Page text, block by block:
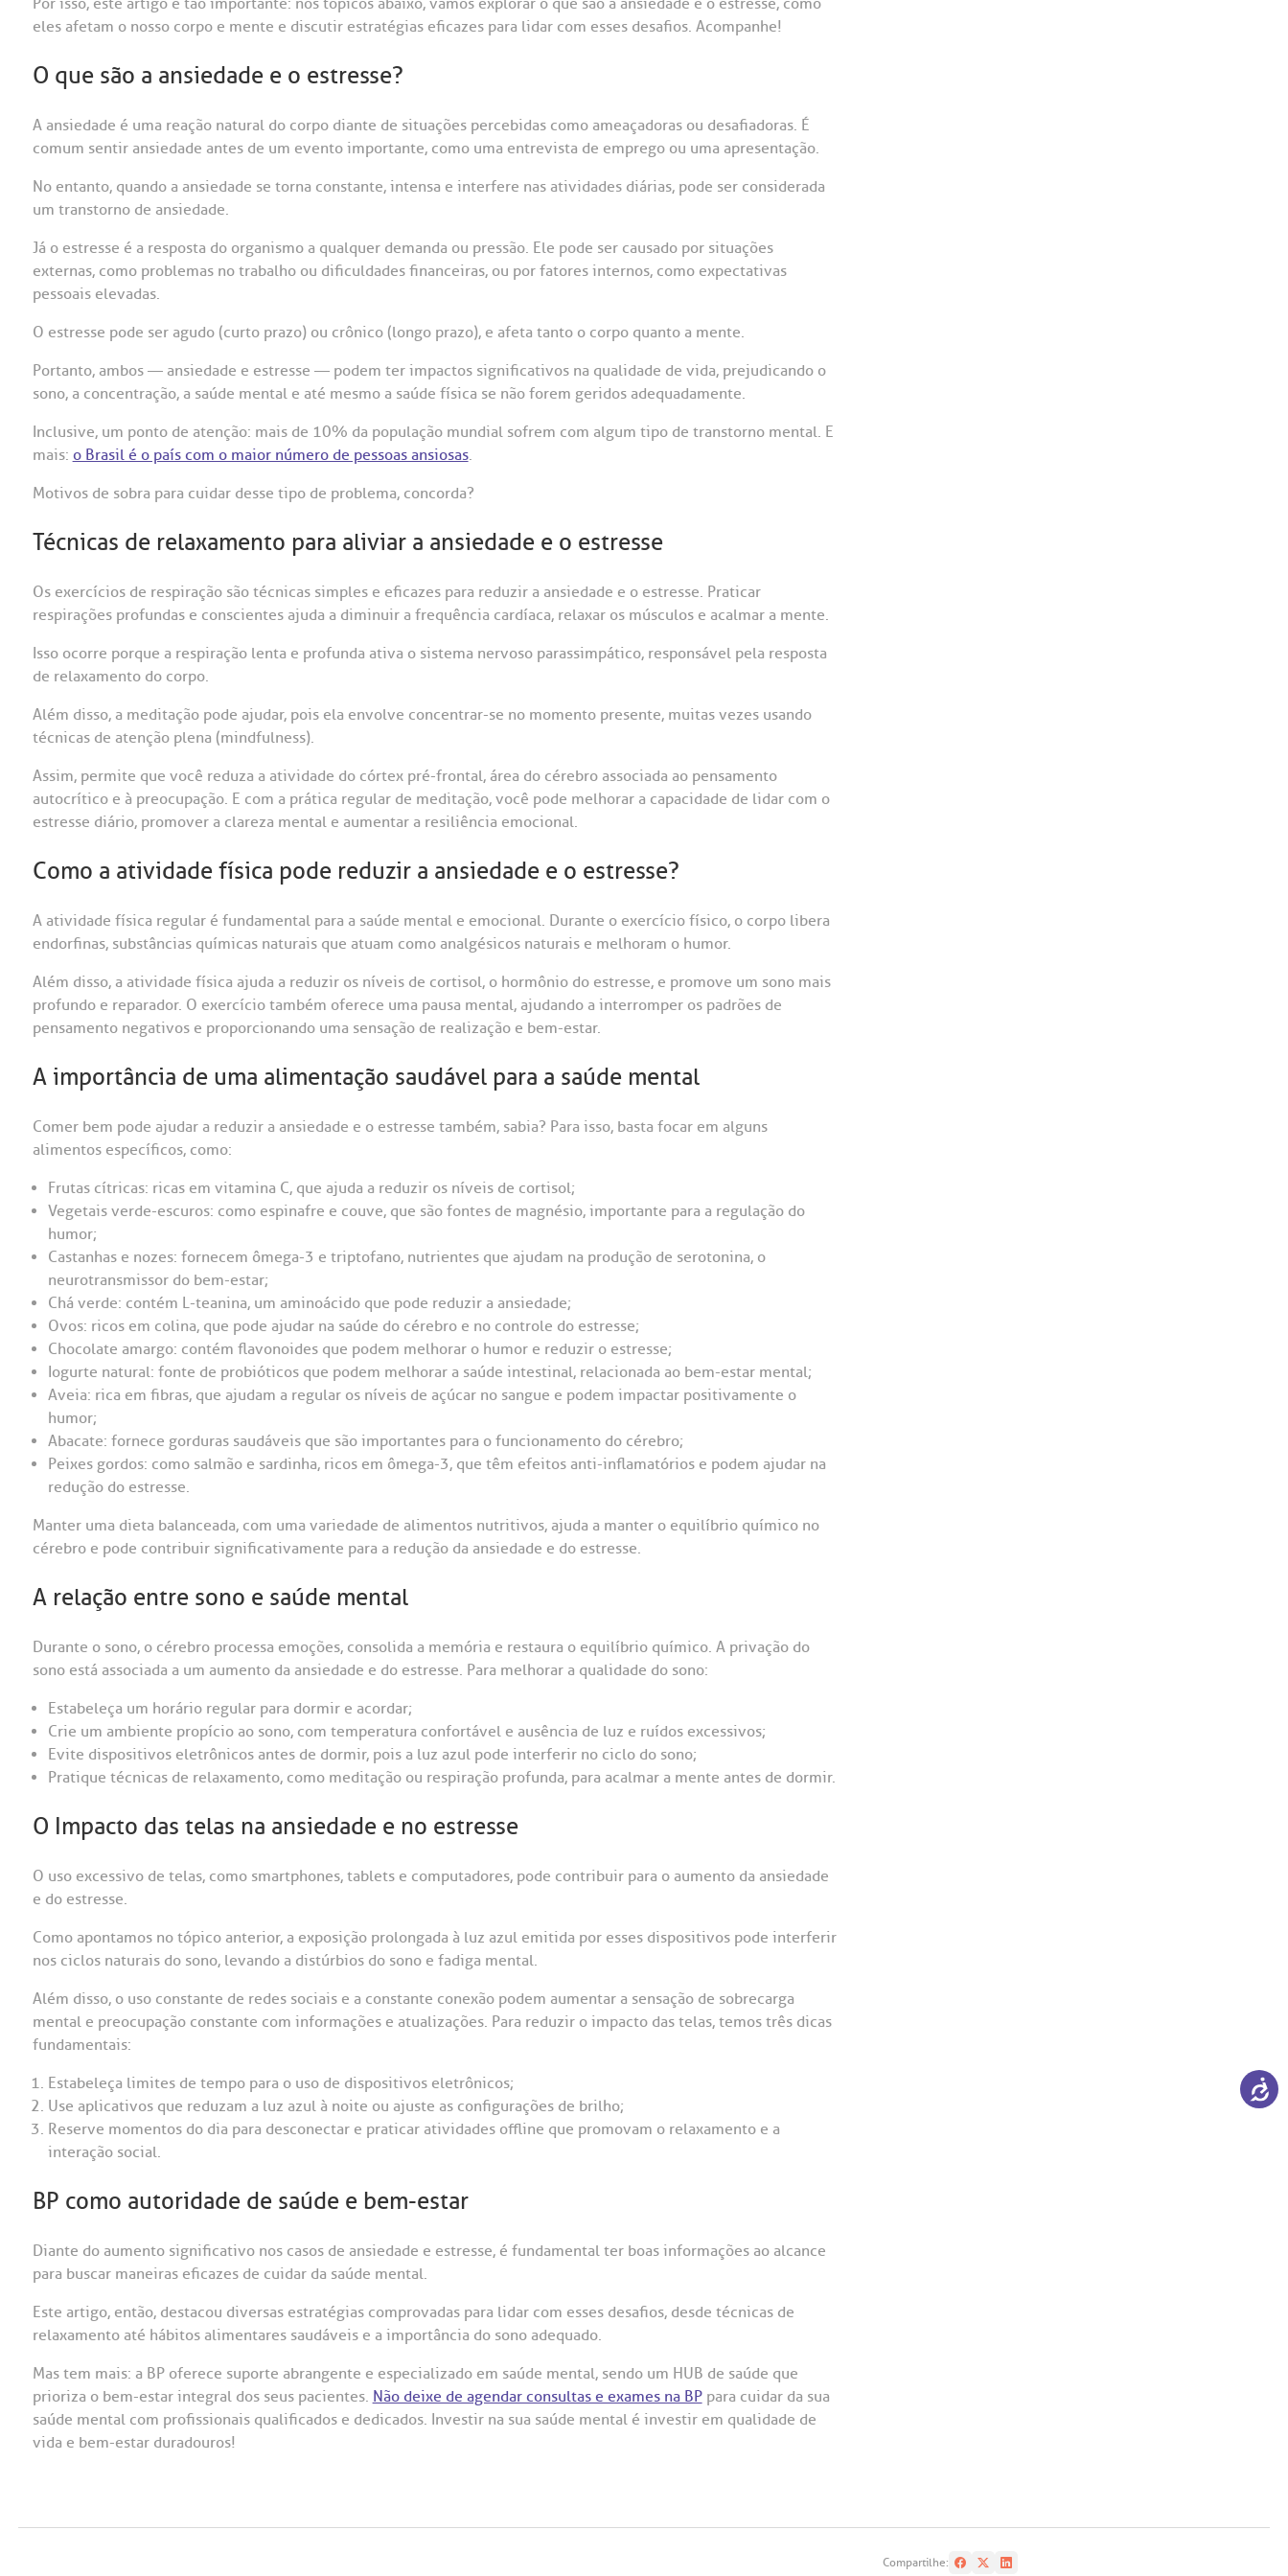
Por isso, este artigo é tão importante: nos tópicos abaixo, vamos explorar o que são a ansiedade e o estresse, como
eles afetam o nosso corpo e mente e discutir estratégias eficazes para lidar com esses desafios. Acompanhe!
O que são a ansiedade e o estresse?
A ansiedade é uma reação natural do corpo diante de situações percebidas como ameaçadoras ou desafiadoras. É
comum sentir ansiedade antes de um evento importante, como uma entrevista de emprego ou uma apresentação.
No entanto, quando a ansiedade se torna constante, intensa e interfere nas atividades diárias, pode ser considerada
um transtorno de ansiedade.
Já o estresse é a resposta do organismo a qualquer demanda ou pressão. Ele pode ser causado por situações
externas, como problemas no trabalho ou dificuldades financeiras, ou por fatores internos, como expectativas
pessoais elevadas.
O estresse pode ser agudo (curto prazo) ou crônico (longo prazo), e afeta tanto o corpo quanto a mente.
Portanto, ambos — ansiedade e estresse — podem ter impactos significativos na qualidade de vida, prejudicando o
sono, a concentração, a saúde mental e até mesmo a saúde física se não forem geridos adequadamente.
Inclusive, um ponto de atenção: mais de 10% da população mundial sofrem com algum tipo de transtorno mental. E
mais: o Brasil é o país com o maior número de pessoas ansiosas.
Motivos de sobra para cuidar desse tipo de problema, concorda?
Técnicas de relaxamento para aliviar a ansiedade e o estresse
Os exercícios de respiração são técnicas simples e eficazes para reduzir a ansiedade e o estresse. Praticar
respirações profundas e conscientes ajuda a diminuir a frequência cardíaca, relaxar os músculos e acalmar a mente.
Isso ocorre porque a respiração lenta e profunda ativa o sistema nervoso parassimpático, responsável pela resposta
de relaxamento do corpo.
Além disso, a meditação pode ajudar, pois ela envolve concentrar-se no momento presente, muitas vezes usando
técnicas de atenção plena (mindfulness).
Assim, permite que você reduza a atividade do córtex pré-frontal, área do cérebro associada ao pensamento
autocrítico e à preocupação. E com a prática regular de meditação, você pode melhorar a capacidade de lidar com o
estresse diário, promover a clareza mental e aumentar a resiliência emocional.
Como a atividade física pode reduzir a ansiedade e o estresse?
A atividade física regular é fundamental para a saúde mental e emocional. Durante o exercício físico, o corpo libera
endorfinas, substâncias químicas naturais que atuam como analgésicos naturais e melhoram o humor.
Além disso, a atividade física ajuda a reduzir os níveis de cortisol, o hormônio do estresse, e promove um sono mais
profundo e reparador. O exercício também oferece uma pausa mental, ajudando a interromper os padrões de
pensamento negativos e proporcionando uma sensação de realização e bem-estar.
A importância de uma alimentação saudável para a saúde mental
Comer bem pode ajudar a reduzir a ansiedade e o estresse também, sabia? Para isso, basta focar em alguns
alimentos específicos, como:
Frutas cítricas: ricas em vitamina C, que ajuda a reduzir os níveis de cortisol;
Vegetais verde-escuros: como espinafre e couve, que são fontes de magnésio, importante para a regulação do
humor;
Castanhas e nozes: fornecem ômega-3 e triptofano, nutrientes que ajudam na produção de serotonina, o
neurotransmissor do bem-estar;
Chá verde: contém L-teanina, um aminoácido que pode reduzir a ansiedade;
Ovos: ricos em colina, que pode ajudar na saúde do cérebro e no controle do estresse;
Chocolate amargo: contém flavonoides que podem melhorar o humor e reduzir o estresse;
Iogurte natural: fonte de probióticos que podem melhorar a saúde intestinal, relacionada ao bem-estar mental;
Aveia: rica em fibras, que ajudam a regular os níveis de açúcar no sangue e podem impactar positivamente o
humor;
Abacate: fornece gorduras saudáveis que são importantes para o funcionamento do cérebro;
Peixes gordos: como salmão e sardinha, ricos em ômega-3, que têm efeitos anti-inflamatórios e podem ajudar na
redução do estresse.
Manter uma dieta balanceada, com uma variedade de alimentos nutritivos, ajuda a manter o equilíbrio químico no
cérebro e pode contribuir significativamente para a redução da ansiedade e do estresse.
A relação entre sono e saúde mental
Durante o sono, o cérebro processa emoções, consolida a memória e restaura o equilíbrio químico. A privação do
sono está associada a um aumento da ansiedade e do estresse. Para melhorar a qualidade do sono:
Estabeleça um horário regular para dormir e acordar;
Crie um ambiente propício ao sono, com temperatura confortável e ausência de luz e ruídos excessivos;
Evite dispositivos eletrônicos antes de dormir, pois a luz azul pode interferir no ciclo do sono;
Pratique técnicas de relaxamento, como meditação ou respiração profunda, para acalmar a mente antes de dormir.
O Impacto das telas na ansiedade e no estresse
O uso excessivo de telas, como smartphones, tablets e computadores, pode contribuir para o aumento da ansiedade
e do estresse.
Como apontamos no tópico anterior, a exposição prolongada à luz azul emitida por esses dispositivos pode interferir
nos ciclos naturais do sono, levando a distúrbios do sono e fadiga mental.
Além disso, o uso constante de redes sociais e a constante conexão podem aumentar a sensação de sobrecarga
mental e preocupação constante com informações e atualizações. Para reduzir o impacto das telas, temos três dicas
fundamentais:
Estabeleça limites de tempo para o uso de dispositivos eletrônicos;
Use aplicativos que reduzam a luz azul à noite ou ajuste as configurações de brilho;
Reserve momentos do dia para desconectar e praticar atividades offline que promovam o relaxamento e a
interação social.
BP como autoridade de saúde e bem-estar
Diante do aumento significativo nos casos de ansiedade e estresse, é fundamental ter boas informações ao alcance
para buscar maneiras eficazes de cuidar da saúde mental.
Este artigo, então, destacou diversas estratégias comprovadas para lidar com esses desafios, desde técnicas de
relaxamento até hábitos alimentares saudáveis e a importância do sono adequado.
Mas tem mais: a BP oferece suporte abrangente e especializado em saúde mental, sendo um HUB de saúde que
prioriza o bem-estar integral dos seus pacientes. Não deixe de agendar consultas e exames na BPpara cuidar da sua
saúde mental com profissionais qualificados e dedicados. Investir na sua saúde mental é investir em qualidade de
vida e bem-estar duradouros!
Compartilhe: